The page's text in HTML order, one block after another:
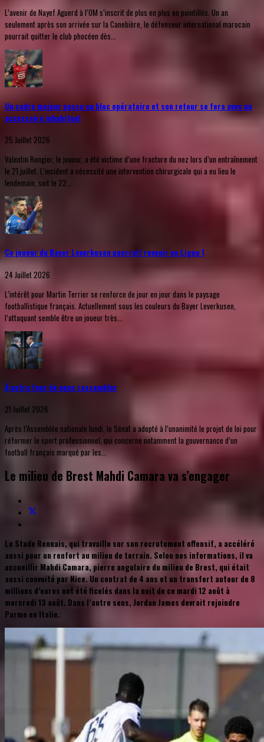
L’avenir de Nayef Aguerd à l’OM s’inscrit de plus en plus en pointillés. Un an
seulement après son arrivée sur la Canebière, le défenseur international marocain
pourrait quitter le club phocéen dès...
Un cadre majeur passe au bloc opératoire et son retour se fera avec un
accessoire inhabituel
25 Juillet 2026
Valentin Rongier, le joueur, a été victime d’une fracture du nez lors d’un entraînement
le 21 juillet. L’incident a nécessité une intervention chirurgicale qui a eu lieu le
lendemain, soit le 22...
Ce joueur du Bayer Leverkusen pourrait revenir en Ligue 1
24 Juillet 2026
L’intérêt pour Martin Terrier se renforce de jour en jour dans le paysage
footballistique français. Actuellement sous les couleurs du Bayer Leverkusen,
l’attaquant semble être un joueur très...
À notre tour de nous rassembler
21 Juillet 2026
Après l’Assemblée nationale lundi, le Sénat a adopté à l’unanimité le projet de loi pour
réformer le sport professionnel, qui concerne notamment la gouvernance d’un
football français marqué par les...
Le milieu de Brest Mahdi Camara va s’engager
Le Stade Rennais, qui travaille sur son recrutement offensif, a accéléré
aussi pour un renfort au milieu de terrain. Selon nos informations, il va
accueillir Mahdi Camara, pierre angulaire du milieu de Brest, qui était
aussi convoité par Nice. Un contrat de 4 ans et un transfert autour de 8
millions d’euros ont été ficelés dans la nuit de ce mardi 12 août à
mercredi 13 août. Dans l’autre sens, Jordan James devrait rejoindre
Parme en Italie.